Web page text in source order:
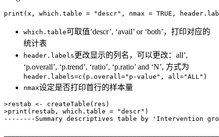
print(x, which.table = "descr", nmax = TRUE,
which.table可取值’descr’, ‘avail’ or ‘both’，打印对应的
统计表
header.labels 更改显示的列名，可以更改：all’,
‘p.overall’, ‘p.trend’, ‘ratio’, ‘p.ratio’ and ‘N’, 方式为
header.labels=c(p.overall="p-value", all="ALL")
nmax设定是否打印首行的样本量
>restab <- createTable(res)
>print(restab, which.table = "descr")
--------Summary descriptives table by 'Intervention